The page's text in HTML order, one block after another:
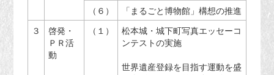
（６）
「まるごと博物館」構想の推進
３
啓発・
ＰＲ活
動
（１）
松本城・城下町写真エッセーコ
ンテストの実施
世界遺産登録を目指す運動を盛